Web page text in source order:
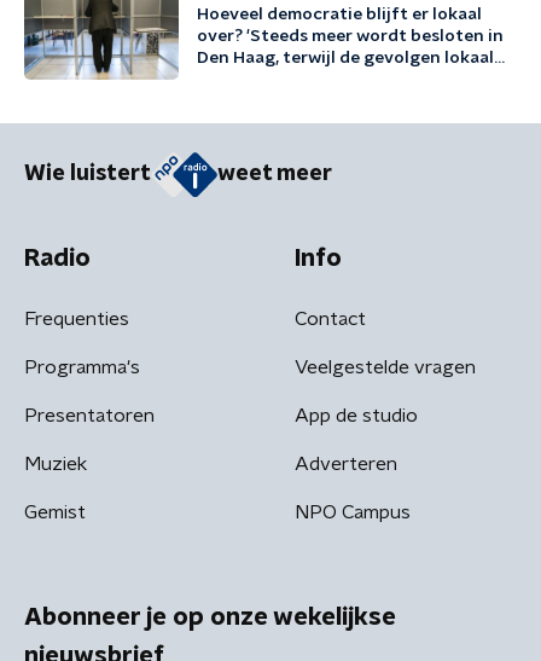
Hoeveel democratie blijft er lokaal
over? 'Steeds meer wordt besloten in
Den Haag, terwijl de gevolgen lokaal
Wie luistert weet meer
Radio
Frequenties
Programma's
Presentatoren
Muziek
Gemist
Info
Contact
Veelgestelde vragen
App de studio
Adverteren
NPO Campus
Abonneer je op onze wekelijkse
nieuwsbrief